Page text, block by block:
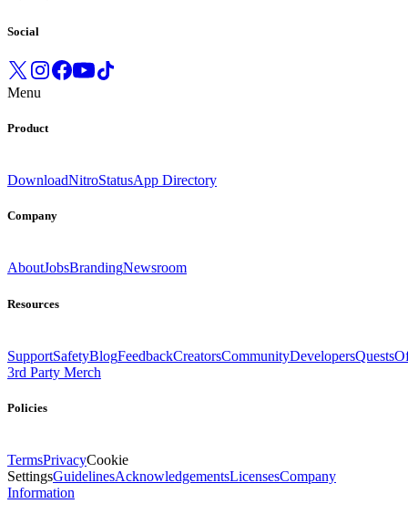
Social
Menu
Product
DownloadNitroStatusApp Directory
Company
AboutJobsBrandingNewsroom
Resources
SupportSafetyBlogFeedbackCreatorsCommunityDevelopersQuests
3rd Party Merch
Policies
TermsPrivacyCookie
SettingsGuidelinesAcknowledgementsLicensesCompany
Information